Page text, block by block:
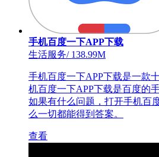
手机百度一下APP下载
生活服务/138.99M
手机百度一下APP下载是一款
机百度一下APP下载是百度的
如果有什么问题，打开手机百
么一切都能得到答案。
查看